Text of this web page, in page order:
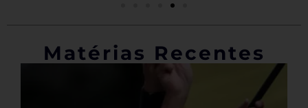
Matérias Recentes